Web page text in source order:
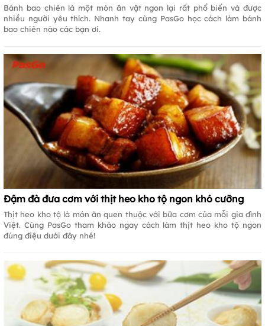
Bánh bao chiên là một món ăn vặt ngon lại rất phổ biến và được
nhiều người yêu thích. Nhanh tay cùng PasGo học cách làm bánh
bao chiên nào các bạn ơi.
Đậm đà đưa cơm với thịt heo kho tộ ngon khó cưỡng
Thịt heo kho tộ là món ăn quen thuộc với bữa cơm của mỗi gia đình
Việt. Cùng PasGo tham khảo ngay cách làm thịt heo kho tộ ngon
đúng điệu dưới đây nhé!